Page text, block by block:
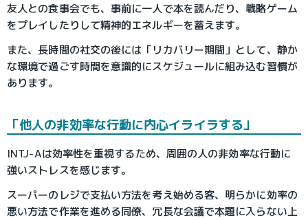
友人との食事会でも、事前に一人で本を読んだり、戦略ゲーム
をプレイしたりして精神的エネルギーを蓄えます。
また、長時間の社交の後には「リカバリー期間」として、静か
な環境で過ごす時間を意識的にスケジュールに組み込む習慣が
あります。
「他人の非効率な行動に内心イライラする」
INTJ-Aは効率性を重視するため、周囲の人の非効率な行動に
強いストレスを感じます。
スーパーのレジで支払い方法を考え始める客、明らかに効率の
悪い方法で作業を進める同僚、冗長な会議で本題に入らない上